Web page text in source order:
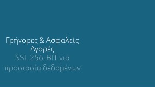
Γρήγορες & Ασφαλείς
Αγορές
SSL 256-BIT για
προστασία δεδομένων